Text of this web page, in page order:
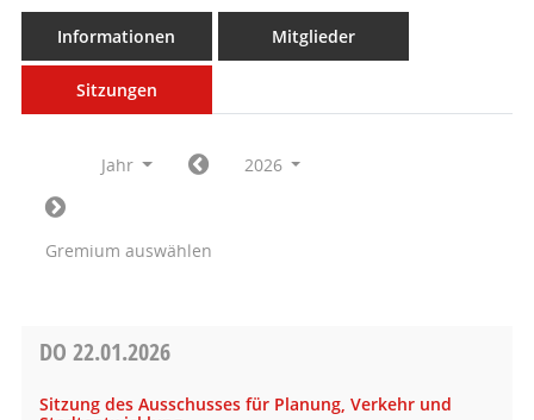
Informationen Mitglieder
Sitzungen
Jahr 2026
Gremium auswählen
DO 22.01.2026
Sitzung des Ausschusses für Planung, Verkehr und